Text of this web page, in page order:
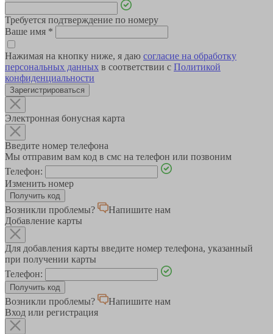
Требуется подтверждение по номеру
Ваше имя *
Нажимая на кнопку ниже, я даю согласие на обработку
персональных данных в соответствии с Политикой
конфиденциальности
Зарегистрироваться
Электронная бонусная карта
Введите номер телефона
Мы отправим вам код в смс на телефон или позвоним
Телефон:
Изменить номер
Возникли проблемы?
Напишите нам
Добавление карты
Для добавления карты введите номер телефона, указанный
при получении карты
Телефон:
Возникли проблемы?
Напишите нам
Вход или регистрация